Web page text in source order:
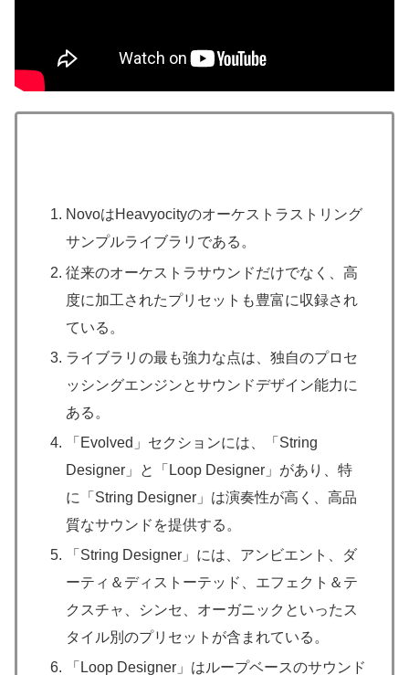
NovoはHeavyocityのオーケストラストリング
サンプルライブラリである。
従来のオーケストラサウンドだけでなく、高
度に加工されたプリセットも豊富に収録され
ている。
ライブラリの最も強力な点は、独自のプロセ
ッシングエンジンとサウンドデザイン能力に
ある。
「Evolved」セクションには、「String
Designer」と「Loop Designer」があり、特
に「String Designer」は演奏性が高く、高品
質なサウンドを提供する。
「String Designer」には、アンビエント、ダ
ーティ＆ディストーテッド、エフェクト＆テ
クスチャ、シンセ、オーガニックといったス
タイル別のプリセットが含まれている。
「Loop Designer」はループベースのサウンド